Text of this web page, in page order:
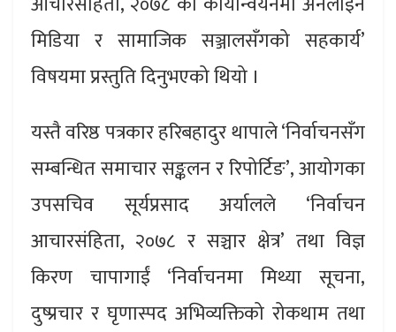
मिडिया र सामाजिक सञ्जालसँगको सहकार्य’
विषयमा प्रस्तुति दिनुभएको थियो ।
यस्तै वरिष्ठ पत्रकार हरिबहादुर थापाले ‘निर्वाचनसँग
सम्बन्धित समाचार सङ्कलन र रिपोर्टिङ’, आयोगका
उपसचिव सूर्यप्रसाद अर्यालले ‘निर्वाचन
आचारसंहिता, २०७८ र सञ्चार क्षेत्र’ तथा विज्ञ
किरण चापागाईं ‘निर्वाचनमा मिथ्या सूचना,
दुष्प्रचार र घृणास्पद अभिव्यक्तिको रोकथाम तथा